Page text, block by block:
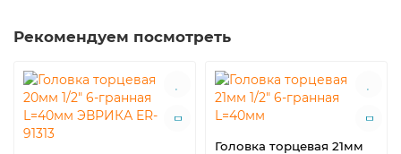
Рекомендуем посмотреть
Головка торцевая 21мм